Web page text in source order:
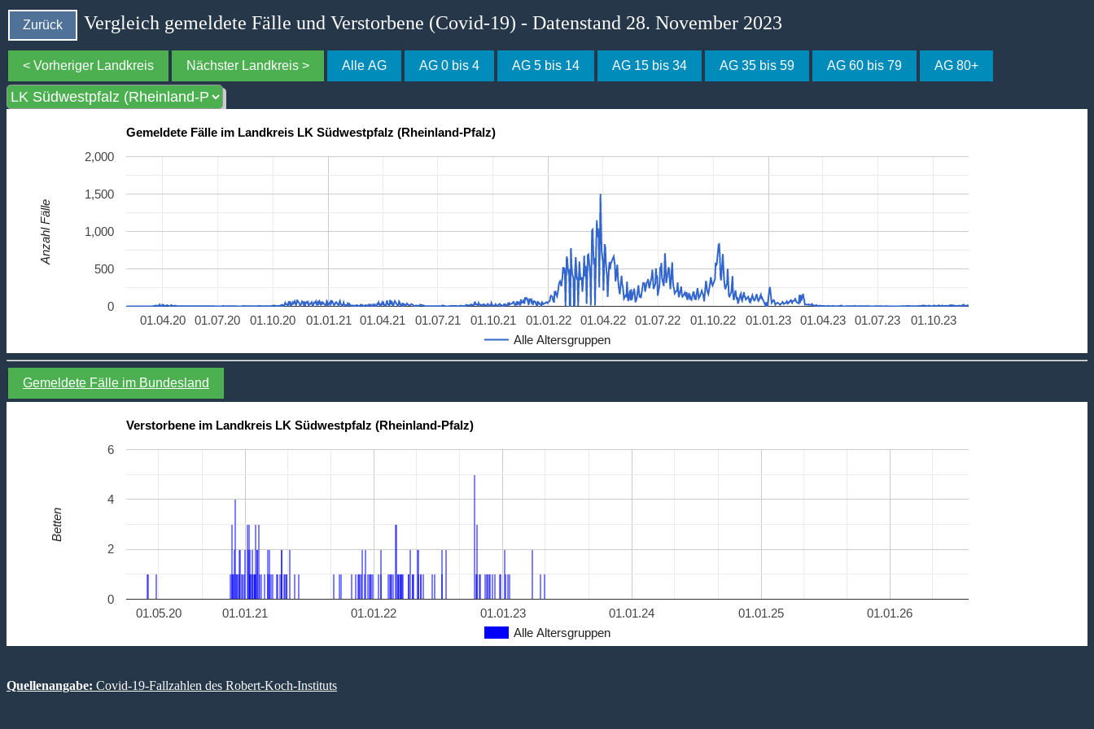
Zurück Vergleich gemeldete Fälle und Verstorbene (Covid-19) - Datenstand 28. November 2023
< Vorheriger Landkreis Nächster Landkreis > Alle AG AG 0 bis 4 AG 5 bis 14 AG 15 bis 34 AG 35 bis 59 AG 60 bis 79 AG 80+
Gemeldete Fälle im Landkreis LK Südwestpfalz (Rheinland-Pfalz)
Alle Altersgruppen
01.01.21 01.01.22 01.01.23
01.04.20 01.07.20 01.10.20 01.04.21 01.07.21 01.10.21 01.04.22 01.07.22 01.10.22 01.04.23 01.07.23 01.10.23
0
500
1,000
1,500
2,000
Anzahl Fälle
Gemeldete Fälle im Bundesland
Verstorbene im Landkreis LK Südwestpfalz (Rheinland-Pfalz)
Alle Altersgruppen
01.01.21 01.01.22 01.01.23 01.01.24 01.01.25 01.01.26
01.05.20
0
2
4
6
Betten
Quellenangabe: Covid-19-Fallzahlen des Robert-Koch-Instituts